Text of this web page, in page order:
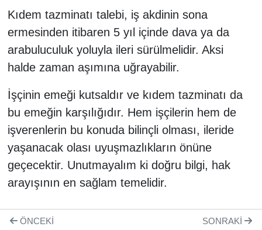
Kıdem tazminatı talebi, iş akdinin sona
ermesinden itibaren 5 yıl içinde dava ya da
arabuluculuk yoluyla ileri sürülmelidir. Aksi
halde zaman aşımına uğrayabilir.
İşçinin emeği kutsaldır ve kıdem tazminatı da
bu emeğin karşılığıdır. Hem işçilerin hem de
işverenlerin bu konuda bilinçli olması, ileride
yaşanacak olası uyuşmazlıkların önüne
geçecektir. Unutmayalım ki doğru bilgi, hak
arayışının en sağlam temelidir.
ÖNCEKI SONRAKI